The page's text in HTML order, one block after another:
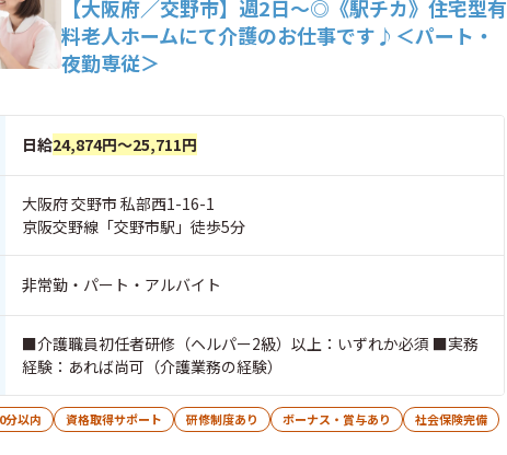
【大阪府／交野市】週2日～◎《駅チカ》住宅型有
料老人ホームにて介護のお仕事です♪＜パート・
夜勤専従＞
日給24,874円～25,711円
大阪府 交野市 私部西1-16-1
京阪交野線「交野市駅」徒歩5分
非常勤・パート・アルバイト
■介護職員初任者研修（ヘルパー2級）以上：いずれか必須 ■実務
経験：あれば尚可（介護業務の経験）
分以内 資格取得サポート 研修制度あり ボーナス・賞与あり
社会保険完備